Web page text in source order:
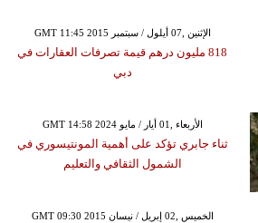
GMT 11:45 2015 الإثنين ,07 أيلول / سبتمبر
818 مليون درهم قيمة تصرفات العقارات في
دبي
GMT 14:58 2024 الأربعاء ,01 أيار / مايو
ثناء جابري تؤكد على أهمية المونتيسوري في
الشمول الثقافي والتعليم
GMT 09:30 2015 الخميس ,02 إبريل / نيسان